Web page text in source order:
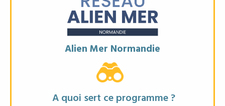
Alien Mer Normandie
A quoi sert ce programme ?
* Mieux connaitre les espèces non indigènes marines
* Suivre leur implantation et leur progression
* Partager des données utiles pour la gestion du littoral
* Mobiliser citoyens et professionnels autour d'un enjeu
commun
* Smartphone ou appareil photo,